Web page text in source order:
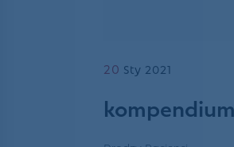
20 Sty 2021